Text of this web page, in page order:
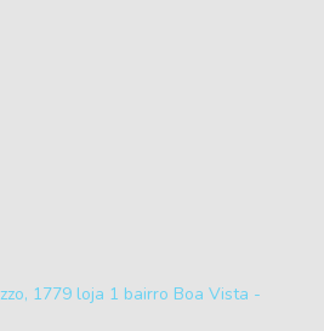
1779 loja 1 bairro Boa Vista -